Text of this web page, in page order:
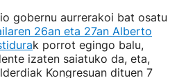
gobernu aurrerakoi bat osatu
26an eta 27an Alberto
k porrot egingo balu,
izaten saiatuko da, eta,
Kongresuan dituen 7